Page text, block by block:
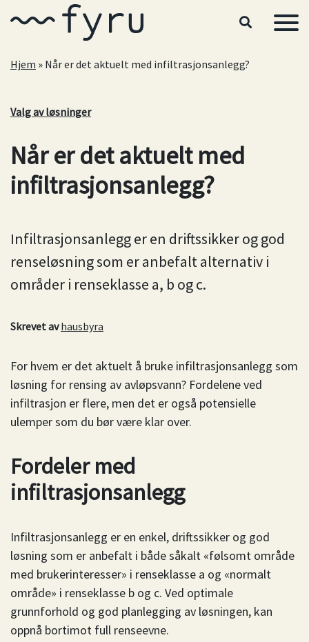
Hjem » Når er det aktuelt med infiltrasjonsanlegg?
Valg av løsninger
Når er det aktuelt med
infiltrasjonsanlegg?
Infiltrasjonsanlegg er en driftssikker og god
renseløsning som er anbefalt alternativ i
områder i renseklasse a, b og c.
Skrevet av hausbyra
For hvem er det aktuelt å bruke infiltrasjonsanlegg som
løsning for rensing av avløpsvann? Fordelene ved
infiltrasjon er flere, men det er også potensielle
ulemper som du bør være klar over.
Fordeler med
infiltrasjonsanlegg
Infiltrasjonsanlegg er en enkel, driftssikker og god
løsning som er anbefalt i både såkalt «følsomt område
med brukerinteresser» i renseklasse a og «normalt
område» i renseklasse b og c. Ved optimale
grunnforhold og god planlegging av løsningen, kan
oppnå bortimot full renseevne.